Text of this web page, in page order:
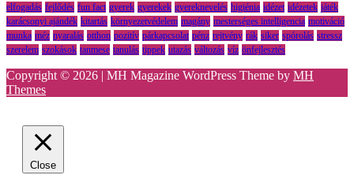
elfogadás fejlődés fun fact gyerek gyerekek gyereknevelés higiénia idézet idézetek játék
karácsonyi ajándék kitartás környezetvédelem magány mesterséges intelligencia motiváció
munka méz nyaralás otthon pozitív párkapcsolat pénz rejtvény rák siker spórolás stressz
szerelem szokások tanmese tanulás tippek utazás változás víz önfejlesztés
Copyright © 2026 | MH Magazine WordPress Theme by MH
Themes
Close